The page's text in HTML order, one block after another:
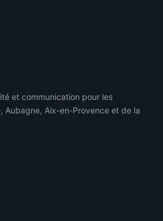
et communication pour les
Aubagne, Aix-en-Provence et de la